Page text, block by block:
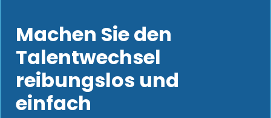
Machen Sie den
Talentwechsel
reibungslos und
einfach